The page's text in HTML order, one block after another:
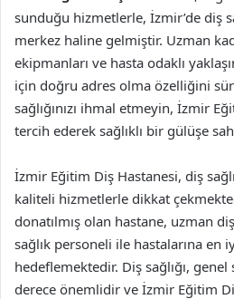
sunduğu hizmetlerle, İzmir’de diş
merkez haline gelmiştir. Uzman
ekipmanları ve hasta odaklı
için doğru adres olma özelliğini
sağlığınızı ihmal etmeyin, İzmir
tercih ederek sağlıklı bir gülüşe
İzmir Eğitim Diş Hastanesi, diş
kaliteli hizmetlerle dikkat
donatılmış olan hastane, uzman
sağlık personeli ile hastalarına en
hedeflemektedir. Diş sağlığı, genel
derece önemlidir ve İzmir Eğitim